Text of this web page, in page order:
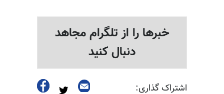
خبرها را از تلگرام مجاهد
دنبال کنید
اشتراک گذاری: